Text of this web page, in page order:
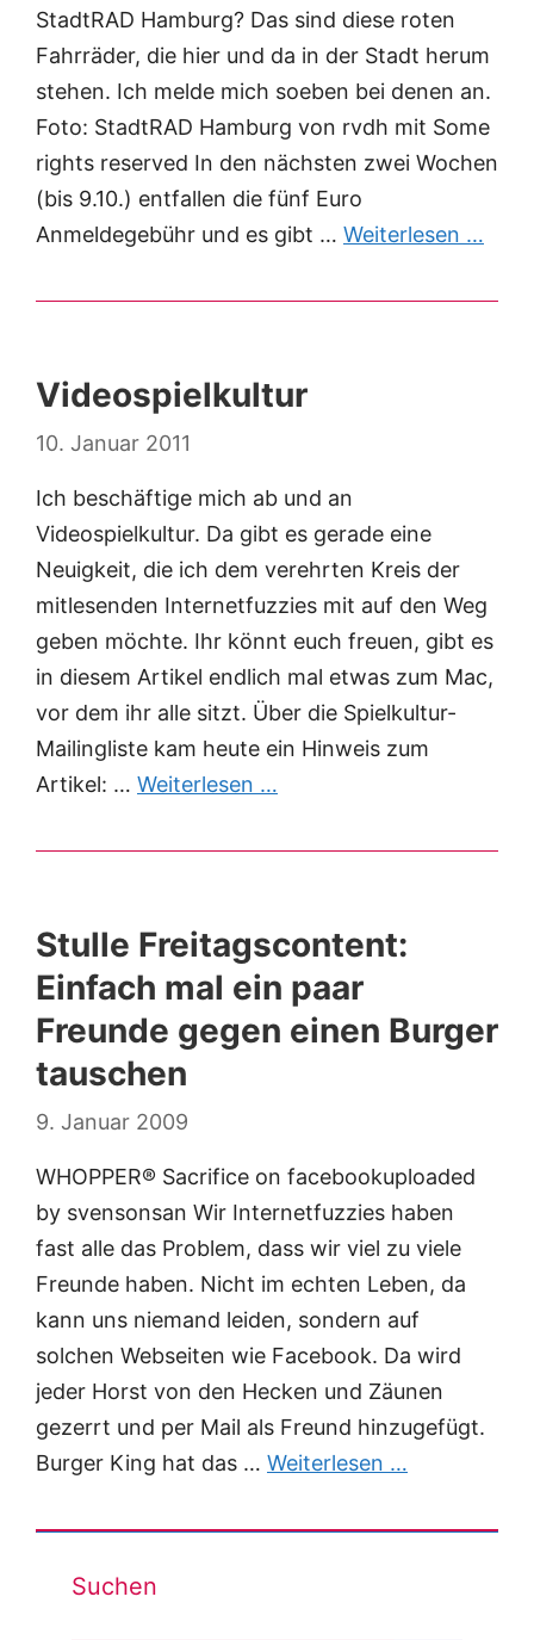
StadtRAD Hamburg? Das sind diese roten
Fahrräder, die hier und da in der Stadt herum
stehen. Ich melde mich soeben bei denen an.
Foto: StadtRAD Hamburg von rvdh mit Some
rights reserved In den nächsten zwei Wochen
(bis 9.10.) entfallen die fünf Euro
Anmeldegebühr und es gibt … Weiterlesen …
Videospielkultur
10. Januar 2011
Ich beschäftige mich ab und an
Videospielkultur. Da gibt es gerade eine
Neuigkeit, die ich dem verehrten Kreis der
mitlesenden Internetfuzzies mit auf den Weg
geben möchte. Ihr könnt euch freuen, gibt es
in diesem Artikel endlich mal etwas zum Mac,
vor dem ihr alle sitzt. Über die Spielkultur-
Mailingliste kam heute ein Hinweis zum
Artikel: … Weiterlesen …
Stulle Freitagscontent:
Einfach mal ein paar
Freunde gegen einen Burger
tauschen
9. Januar 2009
WHOPPER® Sacrifice on facebookuploaded
by svensonsan Wir Internetfuzzies haben
fast alle das Problem, dass wir viel zu viele
Freunde haben. Nicht im echten Leben, da
kann uns niemand leiden, sondern auf
solchen Webseiten wie Facebook. Da wird
jeder Horst von den Hecken und Zäunen
gezerrt und per Mail als Freund hinzugefügt.
Burger King hat das … Weiterlesen …
Suchen